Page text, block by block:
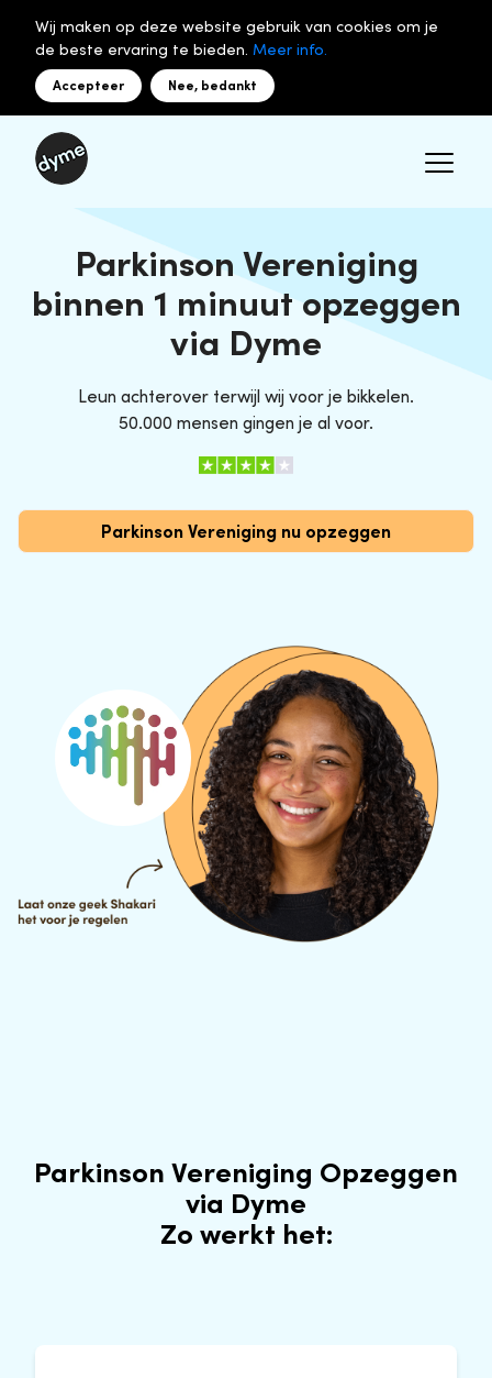
Wij maken op deze website gebruik van cookies om je
de beste ervaring te bieden. Meer info.
Accepteer Nee, bedankt
Parkinson Vereniging
binnen 1 minuut opzeggen
via Dyme
Leun achterover terwijl wij voor je bikkelen.
50.000 mensen gingen je al voor.
Parkinson Vereniging nu opzeggen
Parkinson Vereniging Opzeggen
via Dyme
Zo werkt het: